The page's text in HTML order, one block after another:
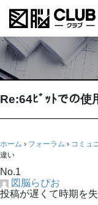
Re:64ﾋﾞｯﾄでの使
ホーム › フォーラム › コミュ
違い
No.1
図脳らぴお
投稿が遅くて時期を